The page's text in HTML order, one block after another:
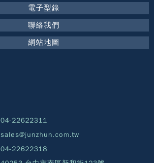
電子型錄
聯絡我們
網站地圖
04-22622311
sales@junzhun.com.tw
04-22622318